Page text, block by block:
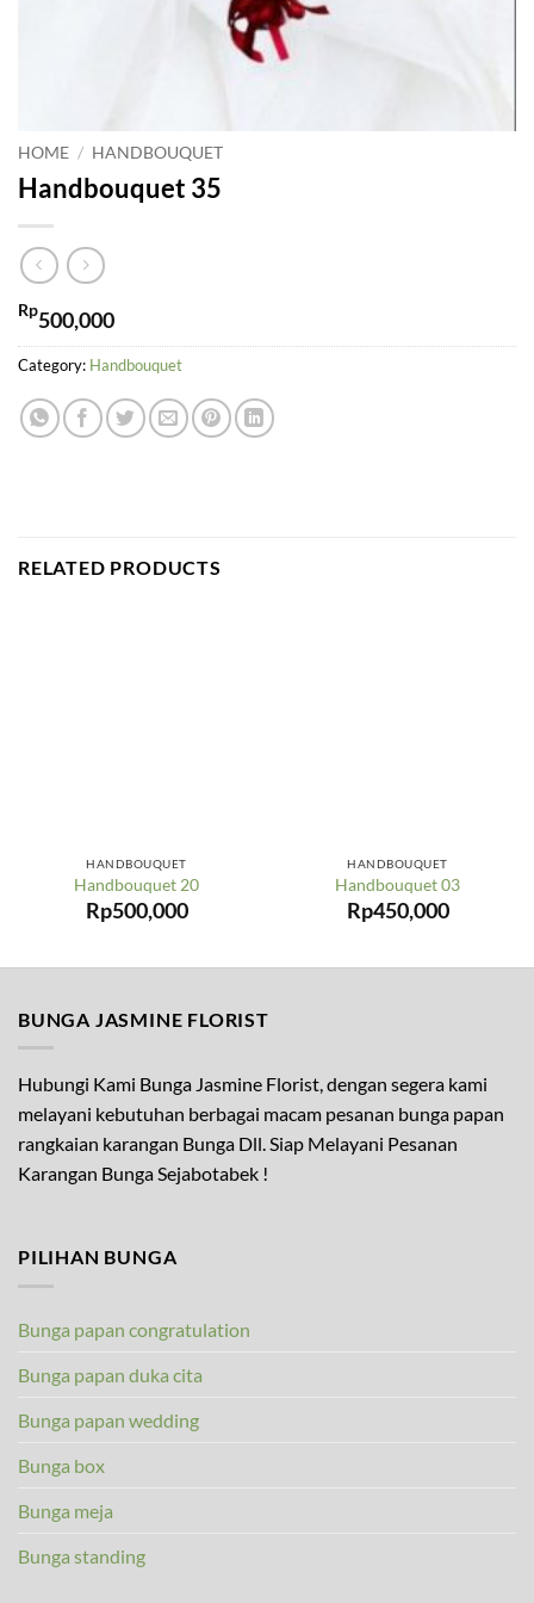
HOME / HANDBOUQUET
Handbouquet 35
Rp500,000
Category: Handbouquet
RELATED PRODUCTS
HANDBOUQUET
Handbouquet 20
Rp500,000
HANDBOUQUET
Handbouquet 03
Rp450,000
BUNGA JASMINE FLORIST
Hubungi Kami Bunga Jasmine Florist, dengan segera kami
melayani kebutuhan berbagai macam pesanan bunga papan
rangkaian karangan Bunga Dll. Siap Melayani Pesanan
Karangan Bunga Sejabotabek !
PILIHAN BUNGA
Bunga papan congratulation
Bunga papan duka cita
Bunga papan wedding
Bunga box
Bunga meja
Bunga standing